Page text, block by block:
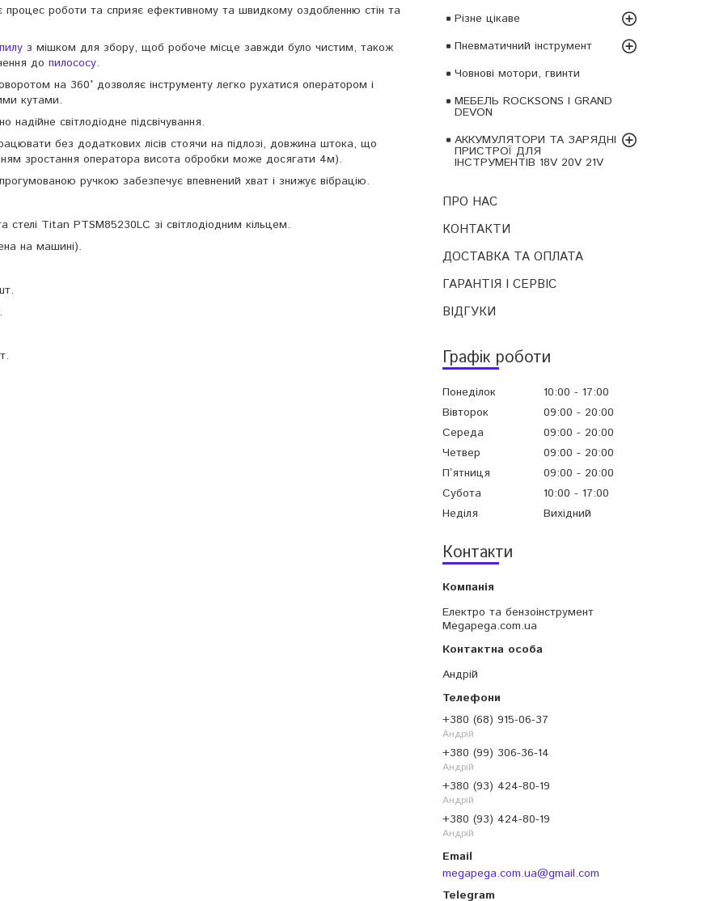
Різне цікаве
Пневматичний інструмент
Човнові мотори, гвинти
МЕБЕЛЬ ROCKSONS І GRAND
DEVON
АККУМУЛЯТОРИ ТА ЗАРЯДНІ
ПРИСТРОЇ ДЛЯ
ІНСТРУМЕНТІВ 18V 20V 21V
ПРО НАС
КОНТАКТИ
ДОСТАВКА ТА ОПЛАТА
ГАРАНТІЯ І СЕРВІС
ВІДГУКИ
Графік роботи
Понеділок 10:00
17:00
Вівторок
09:00
20:00
Середа
09:00
20:00
Четвер
09:00
20:00
Пʼятниця
09:00
20:00
Субота
10:00
17:00
Неділя
Вихідний
Контакти
Електро та бензоінструмент
Megapega.com.ua
Андрій
+380 (68) 915-06-37
Андрій
+380 (99) 306-36-14
Андрій
+380 (93) 424-80-19
Андрій
+380 (93) 424-80-19
Андрій
megapega.com.ua@gmail.com
процес роботи та сприяє ефективному та швидкому оздобленню стін та
пилу з мішком для збору, щоб робоче місце завжди було чистим, також
до пилососу.
на 360° дозволяє інструменту легко рухатися оператором і
кутами.
світлодіодне підсвічування.
без додаткових лісів стоячи на підлозі, довжина штока, що
зростання оператора висота обробки може досягати 4м).
ручкою забезпечує впевнений хват і знижує вібрацію.
Titan PTSM85230LC зі світлодіодним кільцем.
на машині).